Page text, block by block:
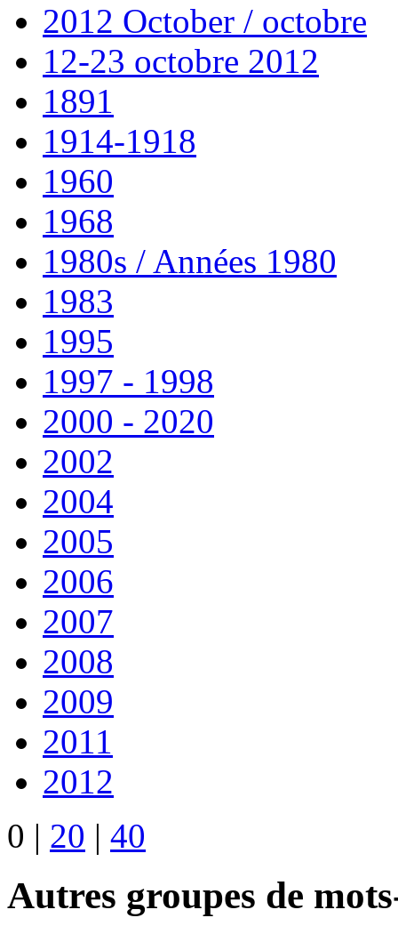
2012 October / octobre
12-23 octobre 2012
1891
1914-1918
1960
1968
1980s / Années 1980
1983
1995
1997 - 1998
2000 - 2020
2002
2004
2005
2006
2007
2008
2009
2011
2012
0 | 20 | 40
Autres groupes de